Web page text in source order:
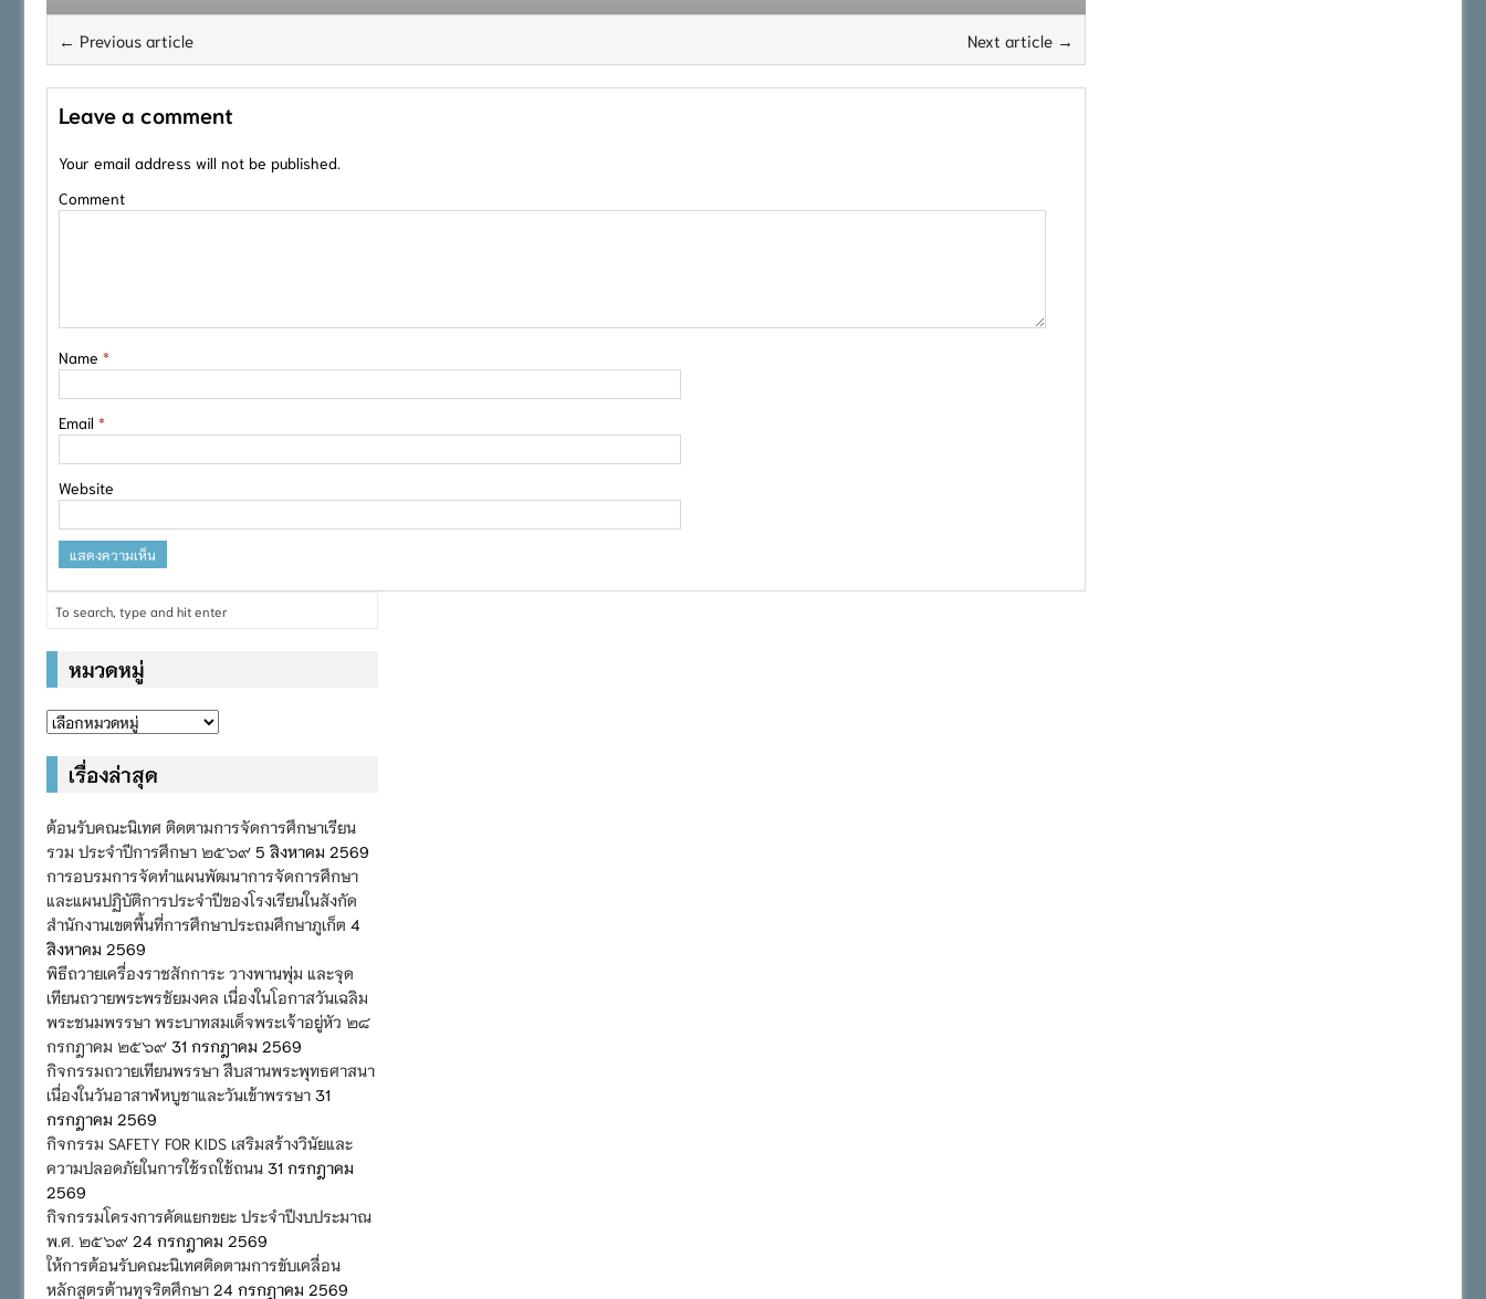
← Previous article Next article →
Leave a comment
Your email address will not be published.
Comment
Name *
Email *
Website
หมวดหมู่
หมวด
เรื่องล่าสุด
ต้อนรับคณะนิเทศ ติดตามการจัดการศึกษาเรียน
รวม ประจำปีการศึกษา ๒๕๖๙ 5 สิงหาคม 2569
การอบรมการจัดทำแผนพัฒนาการจัดการศึกษา
และแผนปฏิบัติการประจำปีของโรงเรียนในสังกัด
สำนักงานเขตพื้นที่การศึกษาประถมศึกษาภูเก็ต 4
สิงหาคม 2569
พิธีถวายเครื่องราชสักการะ วางพานพุ่ม และจุด
เทียนถวายพระพรชัยมงคล เนื่องในโอกาสวันเฉลิม
พระชนมพรรษา พระบาทสมเด็จพระเจ้าอยู่หัว ๒๘
กรกฎาคม ๒๕๖๙ 31 กรกฎาคม 2569
กิจกรรมถวายเทียนพรรษา สืบสานพระพุทธศาสนา
เนื่องในวันอาสาฬหบูชาและวันเข้าพรรษา 31
กรกฎาคม 2569
กิจกรรม SAFETY FOR KIDS เสริมสร้างวินัยและ
ความปลอดภัยในการใช้รถใช้ถนน 31 กรกฎาคม
2569
กิจกรรมโครงการคัดแยกขยะ ประจำปีงบประมาณ
พ.ศ. ๒๕๖๙ 24 กรกฎาคม 2569
ให้การต้อนรับคณะนิเทศติดตามการขับเคลื่อน
หลักสูตรต้านทุจริตศึกษา 24 กรกฎาคม 2569